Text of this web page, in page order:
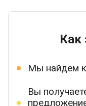
Как
Мы найдем
Вы